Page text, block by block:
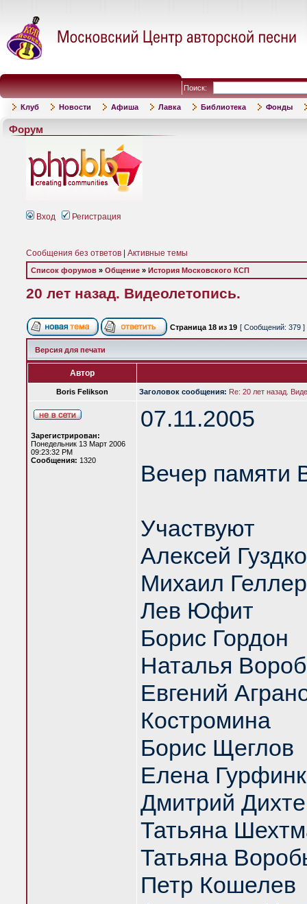
Поиск:
Клуб Новости Афиша Лавка Библиотека Фонды
Форум
Вход Регистрация
Сообщения без ответов Активные темы
Список форумов » Общение » История Московского КСП
20 лет назад. Видеолетопись.
Страница 18 из 19 [ Сообщений: 379 ]
Версия для печати
Автор
Boris Felikson Заголовок сообщения: Re: 20 лет назад.
Зарегистрирован:
Понедельник 13 Март 2006
09:23:32 PM
Сообщения: 1320
07.11.2005
Вечер памяти
Участвуют
Алексей
Михаил Геллер
Лев Юфит
Борис Гордон
Наталья
Евгений
Костромина
Борис Щеглов
Елена
Дмитрий
Татьяна
Татьяна
Петр Кошелев